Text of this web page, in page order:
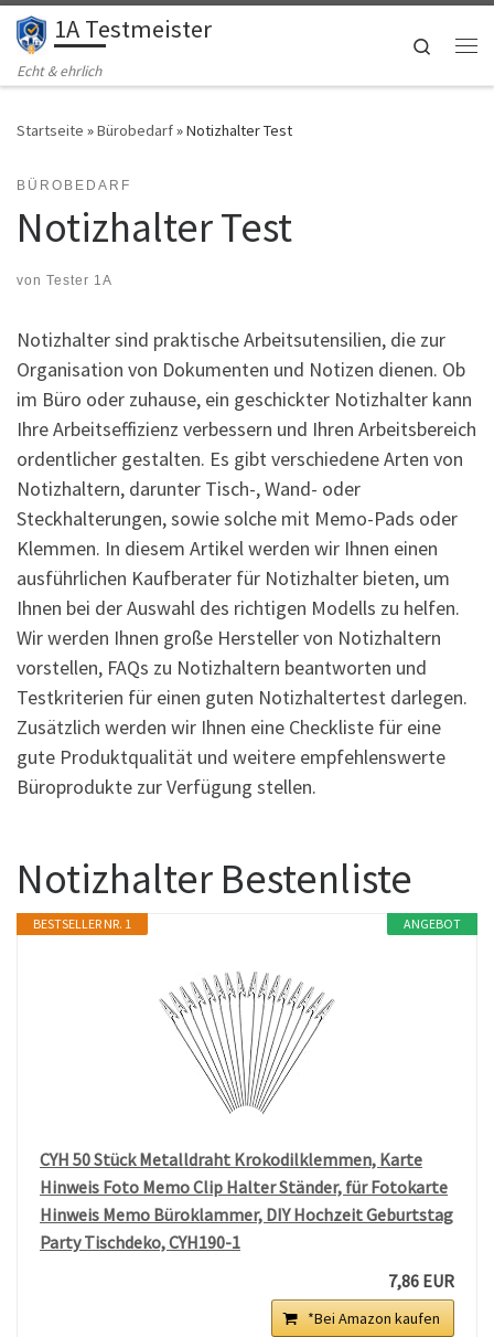
Zum Inhalt springen
1A Testmeister
Echt & ehrlich
Search
Startseite »Bürobedarf»Notizhalter Test
BÜROBEDARF
Notizhalter Test
von Tester 1A
Notizhalter sind praktische Arbeitsutensilien, die zur
Organisation von Dokumenten und Notizen dienen. Ob
im Büro oder zuhause, ein geschickter Notizhalter kann
Ihre Arbeitseffizienz verbessern und Ihren Arbeitsbereich
ordentlicher gestalten. Es gibt verschiedene Arten von
Notizhaltern, darunter Tisch-, Wand- oder
Steckhalterungen, sowie solche mit Memo-Pads oder
Klemmen. In diesem Artikel werden wir Ihnen einen
ausführlichen Kaufberater für Notizhalter bieten, um
Ihnen bei der Auswahl des richtigen Modells zu helfen.
Wir werden Ihnen große Hersteller von Notizhaltern
vorstellen, FAQs zu Notizhaltern beantworten und
Testkriterien für einen guten Notizhaltertest darlegen.
Zusätzlich werden wir Ihnen eine Checkliste für eine
gute Produktqualität und weitere empfehlenswerte
Büroprodukte zur Verfügung stellen.
Notizhalter Bestenliste
ANGEBOT
BESTSELLER NR. 1
CYH 50 Stück Metalldraht Krokodilklemmen, Karte
Hinweis Foto Memo Clip Halter Ständer, für Fotokarte
Hinweis Memo Büroklammer, DIY Hochzeit Geburtstag
Party Tischdeko, CYH190-1
7,86 EUR
*Bei Amazon kaufen